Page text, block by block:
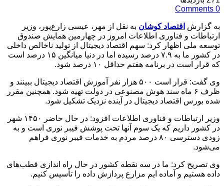
0
Comments
به گزارش اقتصاد کوشان به نقل از مهر، عیسی زارع‌پور، وزیر
ارتباطات و فناوری اطلاعات امروز در چهارمین همایش صندوق
توسعه ملی اظهار کرد: سهم اقتصاد دیجیتال از تولید ناخالص داخلی
در کشور ما به ۷.۹ درصد رسیده اما در دنیا میانگین ۱۵ درصد است
که قرار است در برنامه هفتم حداقل ۱۰ درصد شود.
وی گفت: قرار است ۵۰۰ هزار نفر آموزش اقتصاد دیجیتال ببینند و
ظرف ۶ ماه سند هوش مصنوعی در دولت تهیه شود. همچنین مقرر
شده بورس اقتصاد دیجیتال در آینده نزدیک تشکیل شود.
وزیر ارتباطات و فناوری اطلاعات افزود: در حال حاضر ۱۴۵۰ شهر
در کشور داریم که یک سوم آنها تحت پوشش فیبر نوری است و به
زودی دسترسی ۸۰ درصد مردم به خدمات فیبر نوری فراهم
می‌شود.
وی تصریح کرد: ما در سه نقطه کشور در حال راه اندازی قطب‌های
داده هستیم و آماده ایم مزارع پردازش داده را تأسیس کنیم.